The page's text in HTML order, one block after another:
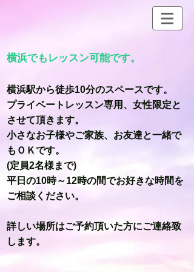
横浜でもレッスン可能です。
横浜駅から徒歩10分のスペースです。
プライベートレッスン専用、女性限定と
させて頂きます。
小さなお子様やご家族、お友達と一緒で
もＯＫです。
(定員2名様まで)
平日の10時～12時の間でお好きな時間を
ご相談ください。
詳しい場所はご予約頂いた方にご連絡致
します。